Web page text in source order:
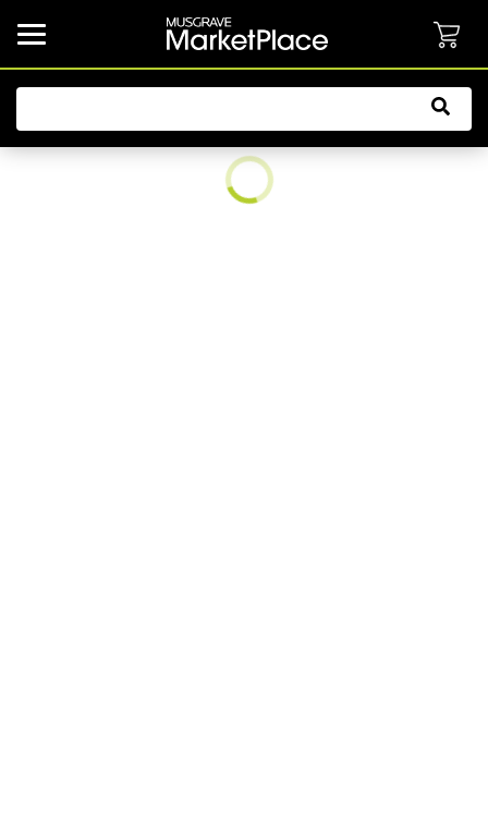
common.button.navbarCollapsed.text